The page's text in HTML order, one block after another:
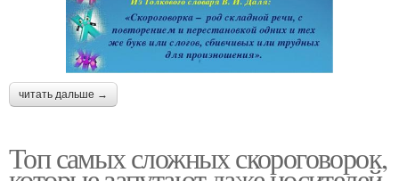
читать дальше →
Топ самых сложных скороговорок,